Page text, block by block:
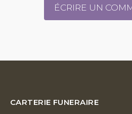
ÉCRIRE UN
CARTERIE FUNERAIRE